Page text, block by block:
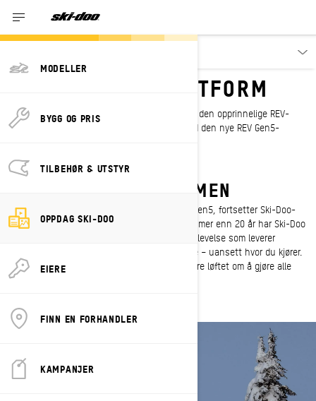
MODELLER
BYGG OG PRIS
TILBEHØR & UTSTYR
OPPDAG SKI-DOO
EIERE
FINN EN FORHANDLER
KAMPANJER
SNØSCOOTERPLATTFORM
Det som redefinerte hele bransjen i 2003 med den opprinnelige REV-
plattformen, er nå ute i sin femte versjon med den nye REV Gen5-
REV GEN5-PLATTFORMEN
Den mest raffinerte plattformen på snø, REV Gen5, fortsetter Ski-Doo-
tradisjonen med bransjeledende innovasjon. I mer enn 20 år har Ski-Doo
vært fokusert på å skape en førerfokusert opplevelse som leverer
klassens beste håndtering, respons og ytelse – uansett hvor du kjører.
REV Gen5 er den nyeste plattformen for å levere løftet om å gjøre alle
opplevelser på snø uforglemmelige.